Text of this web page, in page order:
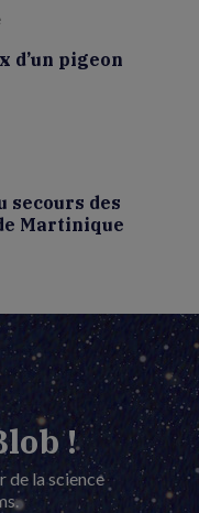
d’un pigeon
secours des
Martinique
!
de la science